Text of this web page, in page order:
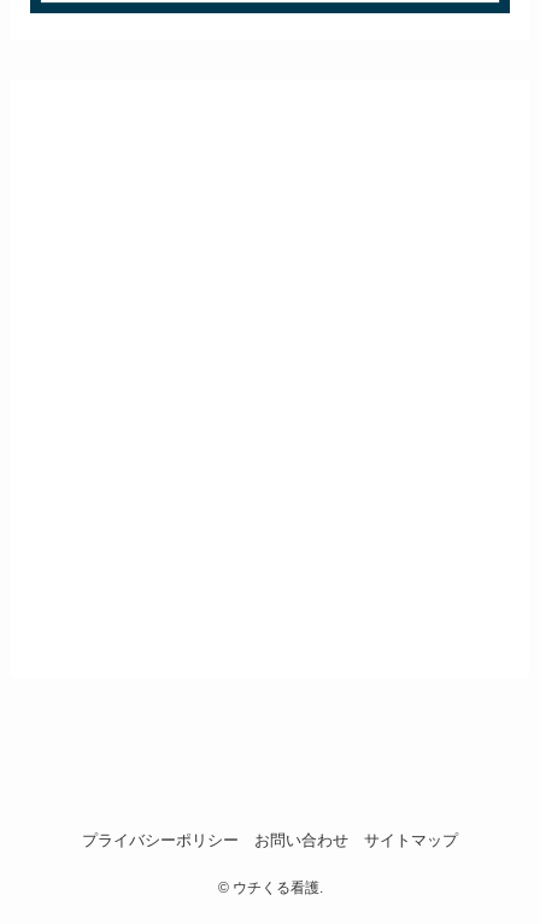
プライバシーポリシー お問い合わせ サイトマップ
©ウチくる看護.